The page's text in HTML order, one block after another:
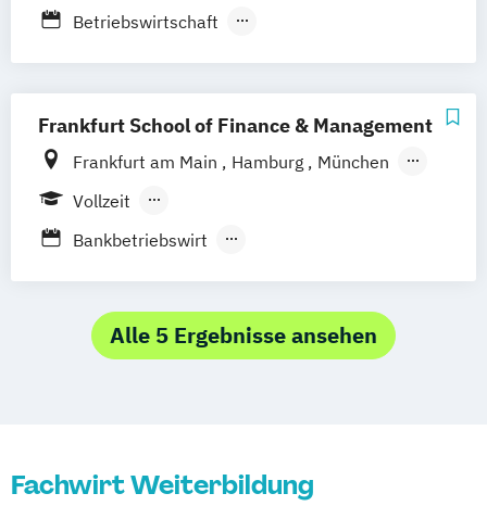
Leadership and Management
Berufsbegleitender Präsenzlehrgang
Betriebswirtschaft
Kommunikation
Frankfurt School of Finance & Management
Frankfurt am Main Hamburg
München
Düsseldorf
Vollzeit
Berufsbegleitendes Präsenzstudium
Bankbetriebswirt
Computational Business Analytics
Executive MBA
Management Management
Alle 5 Ergebnisse ansehen
Fachwirt Weiterbildung